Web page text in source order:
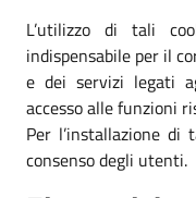
L’utilizzo di tali
indispensabile per il
e dei servizi legati
accesso alle funzioni
Per l’installazione
consenso degli utenti.